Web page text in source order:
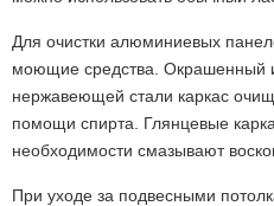
Для очистки алюминиевых
моющие средства. Окрашенный
нержавеющей стали каркас
помощи спирта. Глянцевые
необходимости смазывают
При уходе за подвесными